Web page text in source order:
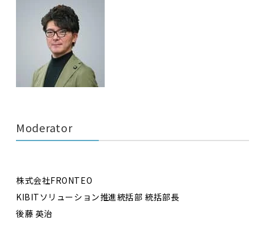
Moderator
株式会社FRONTEO
KIBITソリューション推進統括部 統括部長
後藤 英治